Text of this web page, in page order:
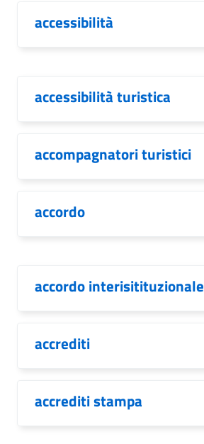
accessibilità
accessibilità turistica
accompagnatori turistici
accordo
accordo interisitituzionale
accrediti
accrediti stampa